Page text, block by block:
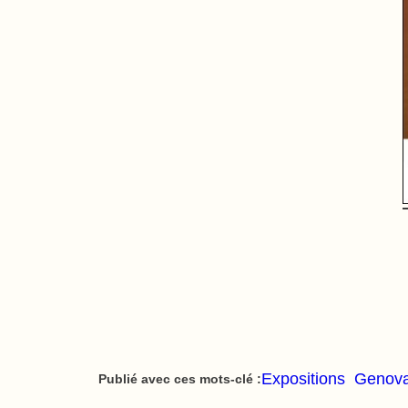
Publié avec ces mots-clé :Expositions